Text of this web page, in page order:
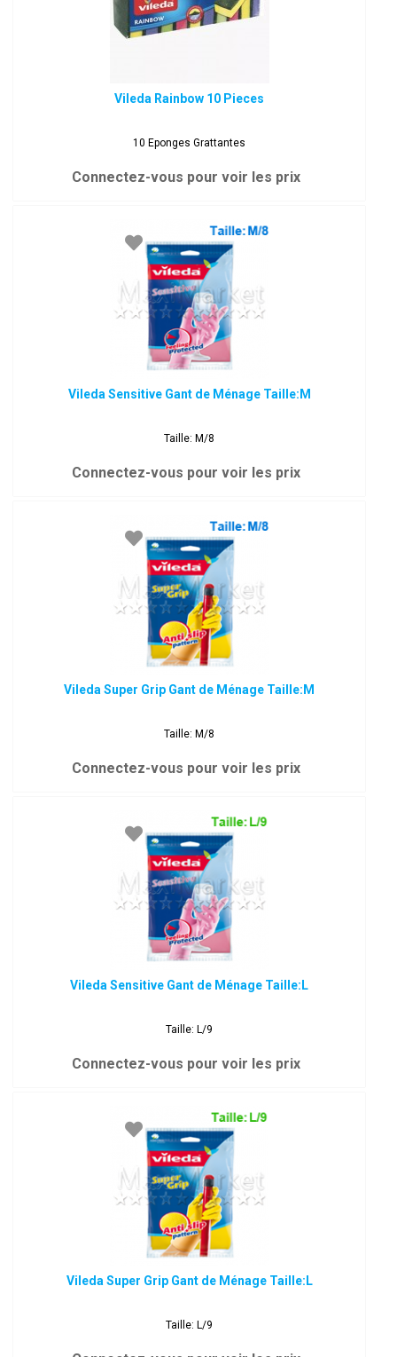
Vileda Rainbow 10 Pieces
10 Eponges Grattantes
Connectez-vous pour voir les prix
Vileda Sensitive Gant de Ménage Taille:M
Taille: M/8
Connectez-vous pour voir les prix
Vileda Super Grip Gant de Ménage Taille:M
Taille: M/8
Connectez-vous pour voir les prix
Vileda Sensitive Gant de Ménage Taille:L
Taille: L/9
Connectez-vous pour voir les prix
Vileda Super Grip Gant de Ménage Taille:L
Taille: L/9